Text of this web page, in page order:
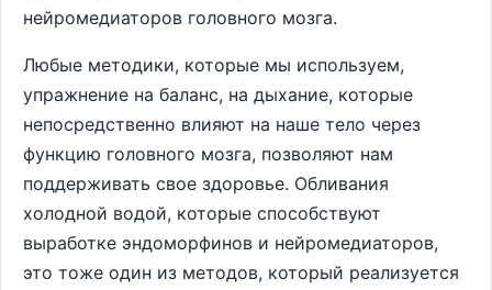
нейромедиаторов головного мозга.
Любые методики, которые мы используем,
упражнение на баланс, на дыхание, которые
непосредственно влияют на наше тело через
функцию головного мозга, позволяют нам
поддерживать свое здоровье. Обливания
холодной водой, которые способствуют
выработке эндоморфинов и нейромедиаторов,
это тоже один из методов, который реализуется